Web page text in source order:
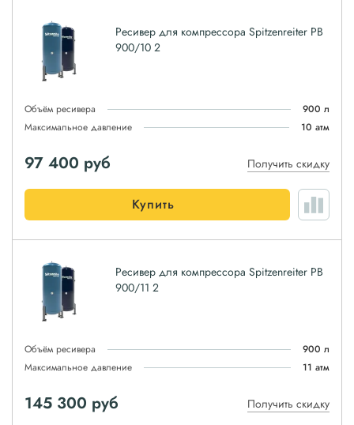
Ресивер для компрессора Spitzenreiter РВ
900/10 2
Объём ресивера
900 л
Максимальное давление
10 атм
97 400 руб Получить скидку
Купить
Ресивер для компрессора Spitzenreiter РВ
900/11 2
Объём ресивера
900 л
Максимальное давление
11 атм
145 300 руб Получить скидку